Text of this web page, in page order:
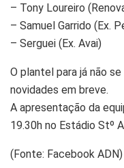
– Tony Loureiro
– Samuel Garrido (Ex.
– Serguei (Ex. Avai)
O plantel para já não
novidades em breve.
A apresentação da
19.30h no Estádio Stº
(Fonte: Facebook ADN)